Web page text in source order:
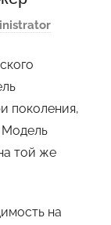
поколения,
Модель
той же
на